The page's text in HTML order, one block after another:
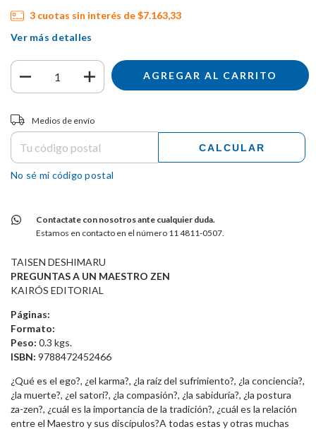
3 cuotas sin interés de$7.163,33
Ver más detalles
Entregas para el CP:
Medios de envío
CALCULAR
No sé mi código postal
Contactate con nosotros ante cualquier duda.
Estamos en contacto en el número 11 4811-0507.
TAISEN DESHIMARU
PREGUNTAS A UN MAESTRO ZEN
KAIRÓS EDITORIAL
Páginas:
Formato:
Peso: 0.3 kgs.
ISBN: 9788472452466
¿Qué es el ego?, ¿el karma?, ¿la raíz del sufrimiento?, ¿la conciencia?,
¿la muerte?, ¿el satori?, ¿la compasión?, ¿la sabiduría?, ¿la postura
za-zen?, ¿cuál es la importancia de la tradición?, ¿cuál es la relación
entre el Maestro y sus discípulos?A todas estas y otras muchas